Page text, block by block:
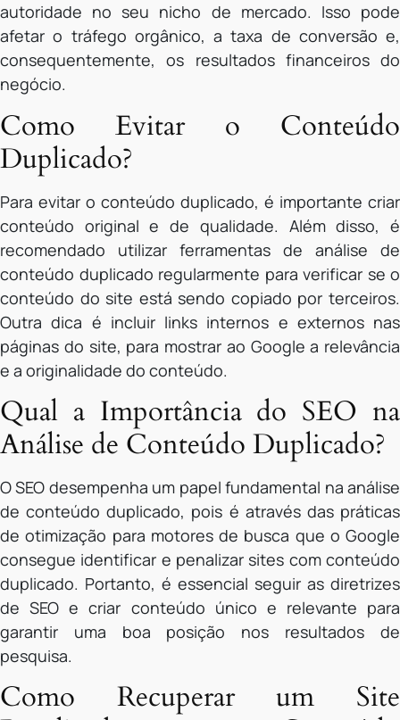
autoridade no seu nicho de mercado. Isso pode
afetar o tráfego orgânico, a taxa de conversão e,
consequentemente, os resultados financeiros do
negócio.
Como Evitar o Conteúdo
Duplicado?
Para evitar o conteúdo duplicado, é importante criar
conteúdo original e de qualidade. Além disso, é
recomendado utilizar ferramentas de análise de
conteúdo duplicado regularmente para verificar se o
conteúdo do site está sendo copiado por terceiros.
Outra dica é incluir links internos e externos nas
páginas do site, para mostrar ao Google a relevância
e a originalidade do conteúdo.
Qual a Importância do SEO na
Análise de Conteúdo Duplicado?
O SEO desempenha um papel fundamental na análise
de conteúdo duplicado, pois é através das práticas
de otimização para motores de busca que o Google
consegue identificar e penalizar sites com conteúdo
duplicado. Portanto, é essencial seguir as diretrizes
de SEO e criar conteúdo único e relevante para
garantir uma boa posição nos resultados de
pesquisa.
Como Recuperar um Site